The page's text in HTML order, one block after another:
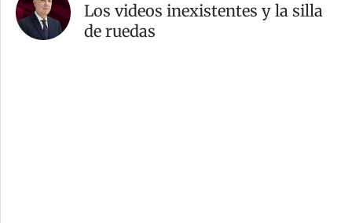
Los videos inexistentes y la silla
de ruedas